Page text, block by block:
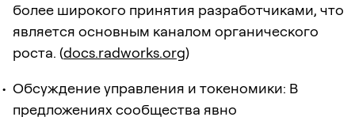
более широкого принятия разработчиками, что
является основным каналом органического
роста. (docs.radworks.org)
Обсуждение управления и токеномики: В
предложениях сообщества явно